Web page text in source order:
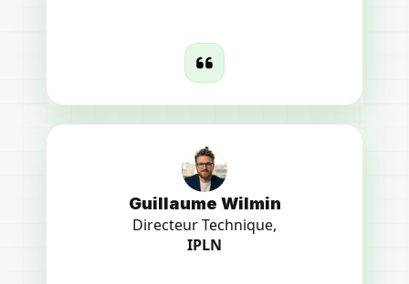
Guillaume Wilmin
Directeur Technique,
IPLN